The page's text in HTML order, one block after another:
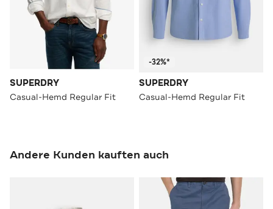
SUPERDRY
Casual-Hemd Regular Fit
-32%*
SUPERDRY
Casual-Hemd Regular Fit
Andere Kunden kauften auch